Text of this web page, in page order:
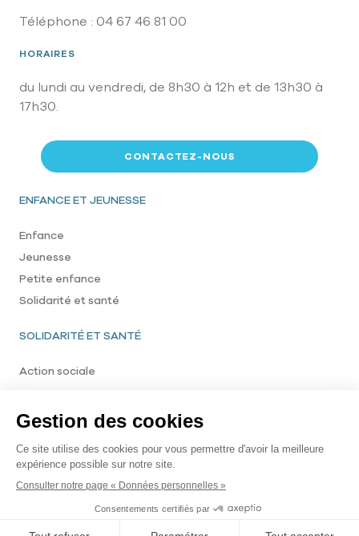
Téléphone : 04 67 46 81 00
HORAIRES
du lundi au vendredi, de 8h30 à 12h et de 13h30 à
17h30.
CONTACTEZ-NOUS
Pied de page
ENFANCE ET JEUNESSE
Enfance
Jeunesse
Petite enfance
Solidarité et santé
SOLIDARITÉ ET SANTÉ
Action sociale
Menu footer bottom
©2023 Ville de Balaruc-les-Bains Tous droits réservés
Mentions légales
Politique de confidentialité